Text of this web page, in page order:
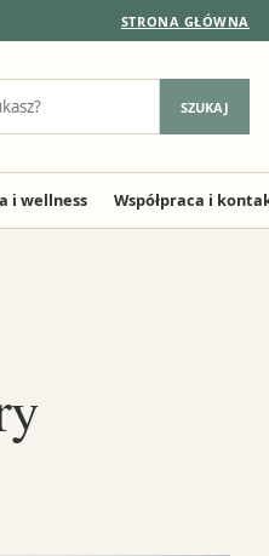
STRONA GŁÓWNA
SZUKAJ
i wellness Współpraca i